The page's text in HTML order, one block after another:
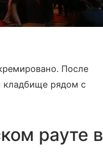
После
кладбище рядом с
рауте в